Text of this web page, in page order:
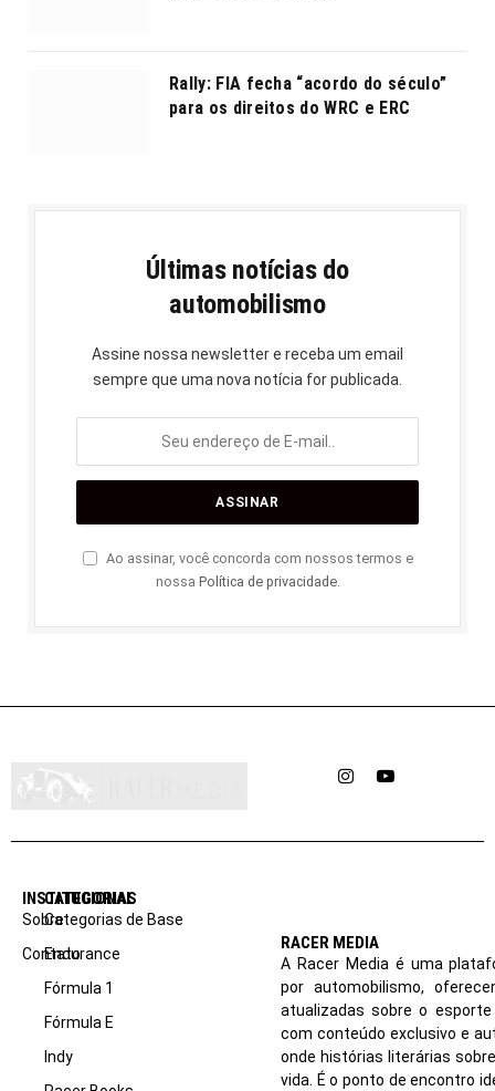
Rally: FIA fecha “acordo do século”
para os direitos do WRC e ERC
Últimas notícias do
automobilismo
Assine nossa newsletter e receba um email
sempre que uma nova notícia for publicada.
Ao assinar, você concorda com nossos termos e
nossa Política de privacidade.
InstagramYouTube
INSTITUCIONAL
Sobre
Contato
CATEGORIAS
Categorias de Base
Endurance
Fórmula 1
Fórmula E
Indy
RACER MEDIA
A Racer Media é uma
por automobilismo,
atualizadas sobre o
com conteúdo exclusivo e
onde histórias literárias
vida. É o ponto de encontro